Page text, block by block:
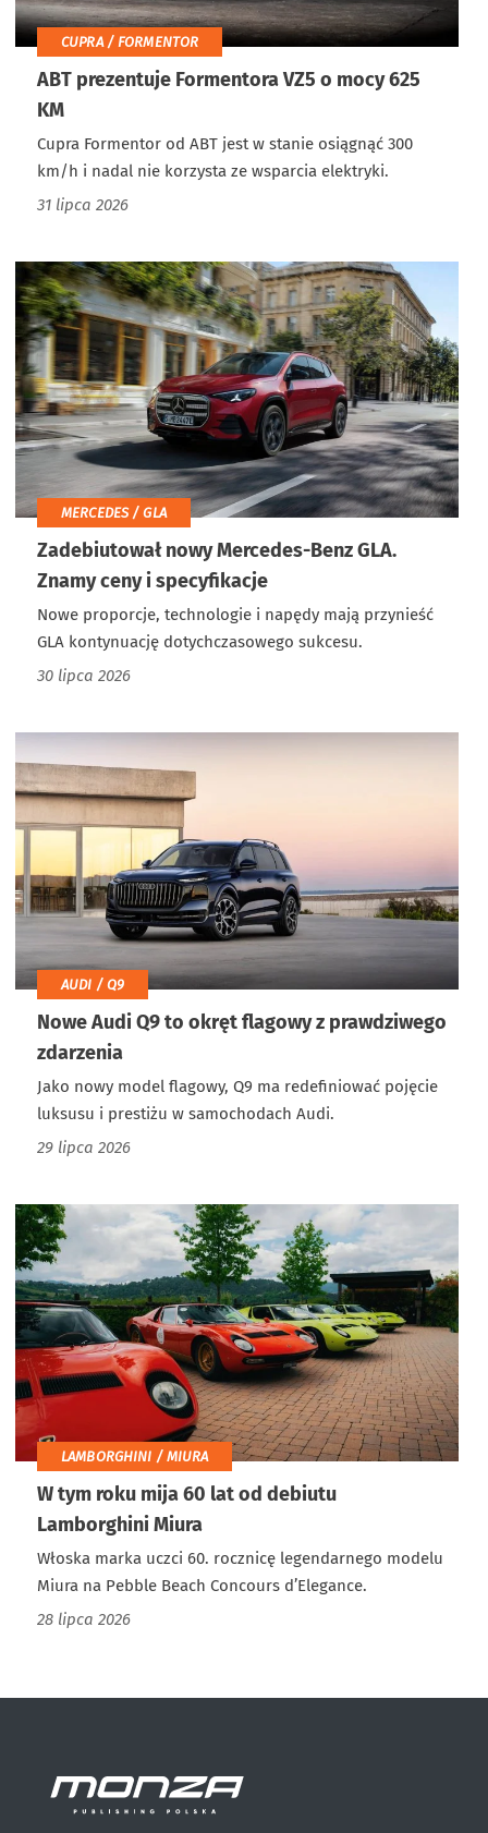
CUPRA / FORMENTOR
ABT prezentuje Formentora VZ5 o mocy 625
KM
Cupra Formentor od ABT jest w stanie osiągnąć 300
km/h i nadal nie korzysta ze wsparcia elektryki.
31 lipca 2026
MERCEDES / GLA
Zadebiutował nowy Mercedes-Benz GLA.
Znamy ceny i specyfikacje
Nowe proporcje, technologie i napędy mają przynieść
GLA kontynuację dotychczasowego sukcesu.
30 lipca 2026
AUDI / Q9
Nowe Audi Q9 to okręt flagowy z prawdziwego
zdarzenia
Jako nowy model flagowy, Q9 ma redefiniować pojęcie
luksusu i prestiżu w samochodach Audi.
29 lipca 2026
LAMBORGHINI / MIURA
W tym roku mija 60 lat od debiutu
Lamborghini Miura
Włoska marka uczci 60. rocznicę legendarnego modelu
Miura na Pebble Beach Concours d’Elegance.
28 lipca 2026